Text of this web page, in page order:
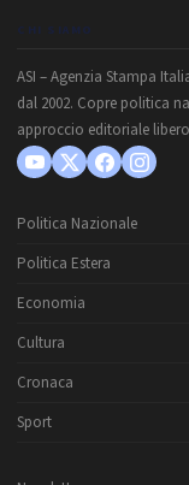
CHI SIAMO
ASI – Agenzia Stampa
dal 2002. Copre politica
approccio editoriale
Politica Nazionale
Politica Estera
Economia
Cultura
Cronaca
Sport